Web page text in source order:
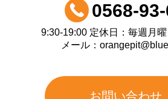
0568-
9:30-19:00 定休日：毎週月
メール：
お問い合わせ